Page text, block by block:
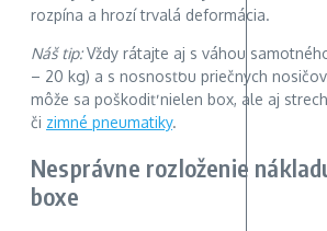
rozpína a hrozí trvalá deformácia.
Náš tip:Vždy rátajte aj s váhou
– 20 kg) a s nosnosťou priečnych
môže sa poškodiť nielen box, ale aj
či zimné pneumatiky.
Nesprávne rozloženie
boxe